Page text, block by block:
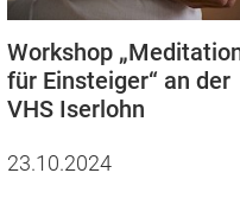
Workshop
für Einsteiger“ an der
VHS Iserlohn
23.10.2024